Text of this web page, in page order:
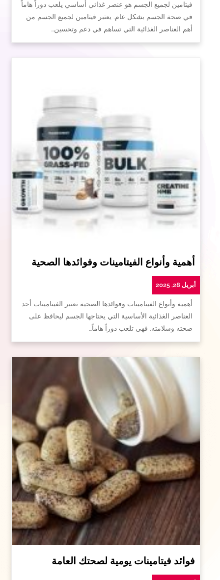
فيتامين لجميع الجسم هو عنصر غذائي أساسي يلعب دوراً هاماً
في صحة الجسم بشكل عام. يعتبر فيتامين لجميع الجسم من
أهم العناصر الغذائية التي تساهم في دعم وتحسين…
أهمية وأنواع الفيتامينات وفوائدها الصحية
أبريل 28, 2025
أهمية وأنواع الفيتامينات وفوائدها الصحية تعتبر الفيتامينات أحد
العناصر الغذائية الأساسية التي يحتاجها الجسم ليحافظ على
صحته وسلامته. فهي تلعب دوراً هاماً…
فوائد فيتامينات يومية لصحتك العامة